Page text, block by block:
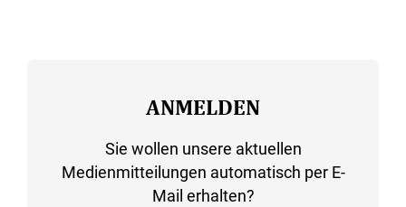
ANMELDEN
Sie wollen unsere aktuellen
Medienmitteilungen automatisch per E-
Mail erhalten?